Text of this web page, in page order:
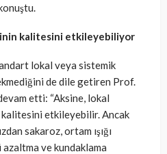
kalitesini etkileyebiliyor
lokal veya sistemik
de dile getiren Prof.
etti: “Aksine, lokal
etkileyebilir. Ancak
sakaroz, ortam ışığı
ve kundaklama